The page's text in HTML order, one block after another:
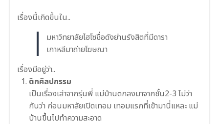
เรื่องนี้เกิดขึ้นใน..
มหาวิทยาลัยไฮโซชื่อดังย่านรังสิตที่มีดารา
เกาหลีมาถ่ายโฆษณา
เรื่องมีอยู่ว่า..
ตึกศิลปกรรม
เป็นเรื่องเล่าจากรุ่นพี่ แม่บ้านตกลงมาจากชั้น2-3 ไม่ว่า
กันว่า ก่อนมหาลัยเปิดเทอม เทอมแรกที่เข้ามานี่แหละ แม่
บ้านขึ้นไปทำความสะอาด